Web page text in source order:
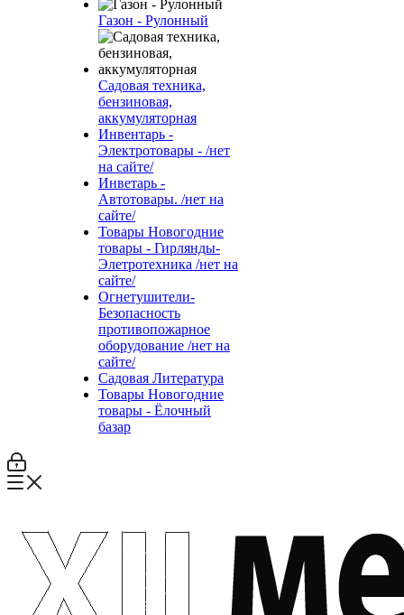
Газон - Рулонный
Садовая техника,
бензиновая,
аккумуляторная
Инвентарь -
Электротовары - /нет
на сайте/
Инветарь -
Автотовары. /нет на
сайте/
Товары Новогодние
товары - Гирлянды-
Элетротехника /нет на
сайте/
Огнетушители-
Безопасность
противопожарное
оборудование /нет на
сайте/
Садовая Литература
Товары Новогодние
товары - Ёлочный
базар